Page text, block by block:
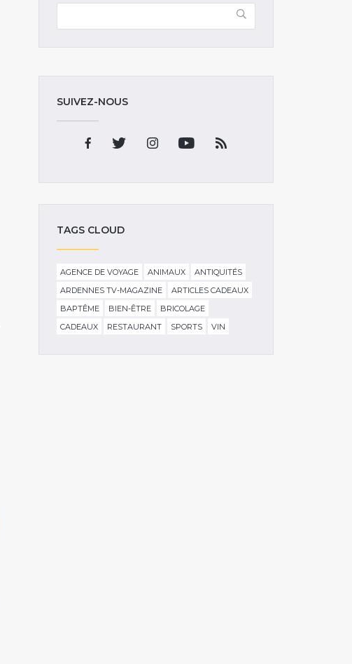
SUIVEZ-NOUS
TAGS CLOUD
AGENCE DE VOYAGE ANIMAUX
ANTIQUITÉS
ARDENNES TV-MAGAZINE
ARTICLES CADEAUX
BAPTÊME
BIEN-ÊTRE
BRICOLAGE
CADEAUX
RESTAURANT SPORTS VIN